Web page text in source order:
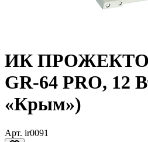
ИК
GR-64 PRO, 12
«Крым»)
Арт. ir0091